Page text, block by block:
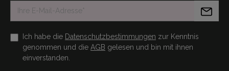
Ich habe die Datenschutzbestimmungen zur Kenntnis
genommen und die AGB gelesen und bin mit ihnen
einverstanden.